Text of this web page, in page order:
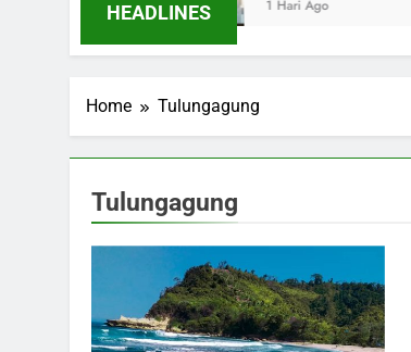
HEADLINES 1 Hari Ago
Home Tulungagung
Tulungagung